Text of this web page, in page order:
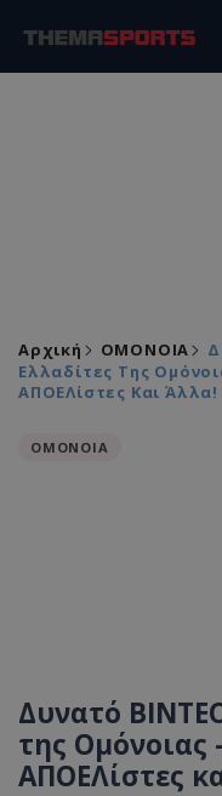
Αρχική ΟΜΟΝΟΙΑ
Ελλαδίτες Της
ΑΠΟΕΛίστες Και Άλλα!
ΟΜΟΝΟΙΑ
Δυνατό
της
ΑΠΟΕΛίστες